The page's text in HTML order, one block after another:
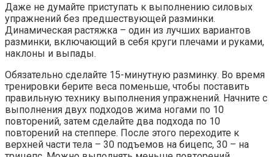
Даже не думайте приступать к выполнению силовых
упражнений без предшествующей разминки.
Динамическая растяжка – один из лучших вариантов
разминки, включающий в себя круги плечами и руками,
наклоны и выпады.
Обязательно сделайте 15-минутную разминку. Во время
тренировки берите веса поменьше, чтобы поставить
правильную технику выполнения упражнений. Начните с
выполнения двух подходов жима ногами по 10
повторений, затем сделайте два подхода по 10
повторений на степпере. После этого переходите к
верхней части тела – 30 подъемов на бицепс, 30 – на